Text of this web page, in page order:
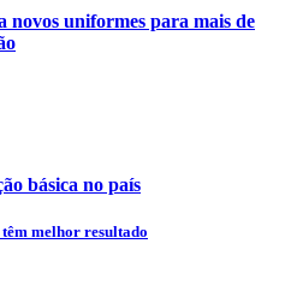
uniformes para mais de
básica no país
melhor resultado